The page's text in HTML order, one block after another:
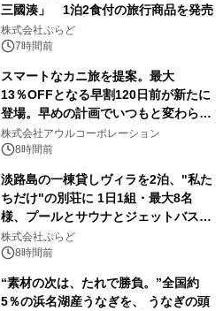
三國湊」 1泊2食付の旅行商品を発売
株式会社ぷらど
7時間前
スマートなカニ旅を提案。最大
13％OFFとなる早割120日前が新たに
登場。早めの計画でいつもと変わらぬ
大人の冬旅を。ー夕日ヶ浦温泉「佳松
苑 別邸ふうか」ー
株式会社アウルコーポレーション
8時間前
淡路島の一棟貸しヴィラを2泊、"私た
ちだけ"の別荘に 1日1組・最大8名
様、プールとサウナとジェットバス付
きで Villa Mon Temps AWAJIの連泊
素泊りプラン
株式会社ぷらど
8時間前
“素材の次は、たれで勝負。”全国約
5％の浜名湖産うなぎを、 うなぎの頭